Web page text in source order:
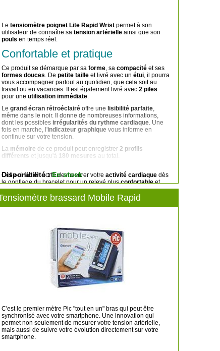
Letensiomètre poignet Lite Rapid Wrist permet à son
utilisateur de connaître satension artérielle ainsi que son
pouls en temps réel.
Confortable et pratique
Ce produit se démarque par saforme, sacompacité et ses
formes douces. Depetite taille et livré avec unétui, il pourra
vous accompagner partout au quotidien, que cela soit au
travail ou en vacances. Il est également livré avec2 piles
pour uneutilisation immédiate.
Legrand écran rétroéclairé offre une lisibilité parfaite,
même dans le noir. Il donne de nombreuses informations,
dont les possibles irrégularités du rythme cardiaque. Une
fois en marche, l'indicateur graphique vous informe en
continue sur votre tension.
La mémoire de ce produit peut enregistrer2 profils
différents et jusqu'à 180 mesures au total.
Celle-ci fait en sorte de mesurer votreactivité cardiaque dès
le gonflage du bracelet pour un relevé plusconfortableet
rapide.
Disponibilité : En stock
brassard Mobile Rapid
C'est le premier mètre Pic "tout en un" bras qui peut être
synchronisé avec votre smartphone. Une innovation qui
permet non seulement de mesurer votre tension artérielle,
mais aussi de suivre votre évolution directement sur votre
smartphone.